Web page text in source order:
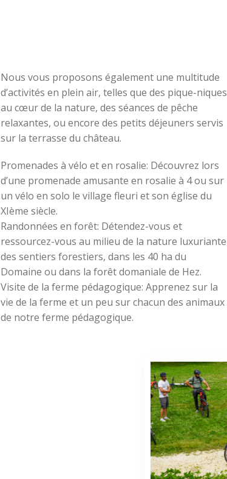
Nous vous proposons également une multitude
d’activités en plein air, telles que des pique-niques
au cœur de la nature, des séances de pêche
relaxantes, ou encore des petits déjeuners servis
sur la terrasse du château.
Promenades à vélo et en rosalie: Découvrez lors
d’une promenade amusante en rosalie à 4 ou sur
un vélo en solo le village fleuri et son église du
XIème siècle.
Randonnées en forêt: Détendez-vous et
ressourcez-vous au milieu de la nature luxuriante
des sentiers forestiers, dans les 40 ha du
Domaine ou dans la forêt domaniale de Hez.
Visite de la ferme pédagogique: Apprenez sur la
vie de la ferme et un peu sur chacun des animaux
de notre ferme pédagogique.